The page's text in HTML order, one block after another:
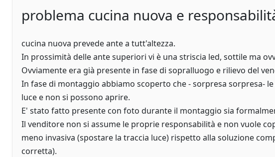
problema cucina nuova e
cucina nuova prevede ante a tutt'altezza.
In prossimità delle ante superiori vi è una striscia led, sottile ma
Ovviamente era già presente in fase di sopralluogo e rilievo del
In fase di montaggio abbiamo scoperto che - sorpresa sorpresa-
luce e non si possono aprire.
E' stato fatto presente con foto durante il montaggio sia
Il venditore non si assume le proprie responsabilità e non vuole
meno invasiva (spostare la traccia luce) rispetto alla soluzione
corretta).